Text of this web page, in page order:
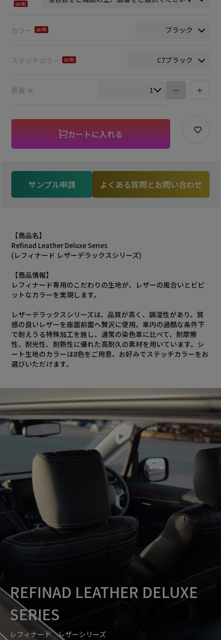
カラー
ステッチカラー
数量 ※
カートに入れる
サンプル申請 よくある質問とお問い合わせ
【商品名】
Refinad Leather Deluxe Series
(レフィナード レザーデラックスシリーズ)
【商品情報】
レフィナード専用のこだわりの生地が、レザーの風合いとビビ
ットなカラーを実現します。
レザーデラックスシリーズは、品質が高く、調湿性があり、質
感の良いレザーを座面前面へ贅沢に使用。車内の過酷な条件下
で耐えうる特殊加工を施し、通常の染色革に比べて、耐摩擦
性、耐光性、耐熱性に優れた高耐久の素材を用いています。シ
ート生地のカラーは8色をご用意、お好みでステッチカラーをお
選びいただけます。
REFINAD LEATHER DELUXE
SERIES
レフィナード レザーシリーズ